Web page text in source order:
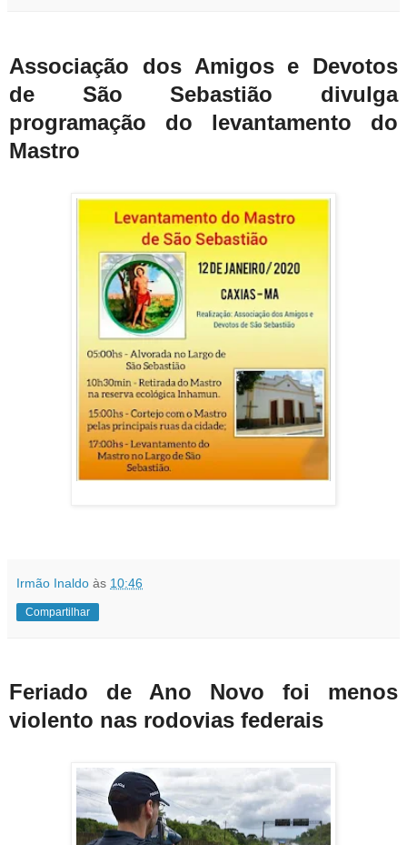
Associação dos Amigos e Devotos
de São Sebastião divulga
programação do levantamento do
Mastro
Irmão Inaldo às 10:46
Compartilhar
Feriado de Ano Novo foi menos
violento nas rodovias federais